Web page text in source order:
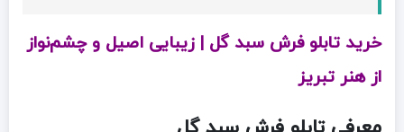
خرید تابلو فرش سبد گل | زیبایی اصیل و چشم‌نواز
از هنر تبریز